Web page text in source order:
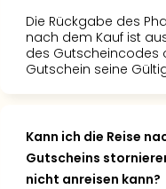
Die Rückgabe des
nach dem Kauf ist
des Gutscheincodes
Gutschein seine
Kann ich die Reise
Gutscheins
nicht anreisen kann?